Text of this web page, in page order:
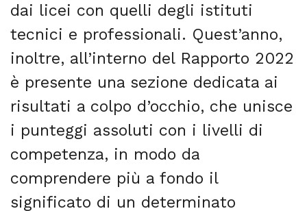
dai licei con quelli degli istituti
tecnici e professionali. Quest’anno,
inoltre, all’interno del Rapporto 2022
è presente una sezione dedicata ai
risultati a colpo d’occhio, che unisce
i punteggi assoluti con i livelli di
competenza, in modo da
comprendere più a fondo il
significato di un determinato